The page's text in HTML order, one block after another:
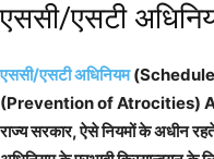
एससी/एसटी
एससी/एसटी अधिनियम
(Prevention of Atrocities)
राज्य सरकार, ऐसे नियमों के अधीन